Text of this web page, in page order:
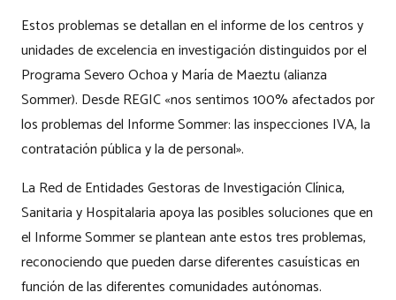
Estos problemas se detallan en el informe de los centros y
unidades de excelencia en investigación distinguidos por el
Programa Severo Ochoa y María de Maeztu (alianza
Sommer). Desde REGIC «nos sentimos 100% afectados por
los problemas del Informe Sommer: las inspecciones IVA, la
contratación pública y la de personal».
La Red de Entidades Gestoras de Investigación Clínica,
Sanitaria y Hospitalaria apoya las posibles soluciones que en
el Informe Sommer se plantean ante estos tres problemas,
reconociendo que pueden darse diferentes casuísticas en
función de las diferentes comunidades autónomas.